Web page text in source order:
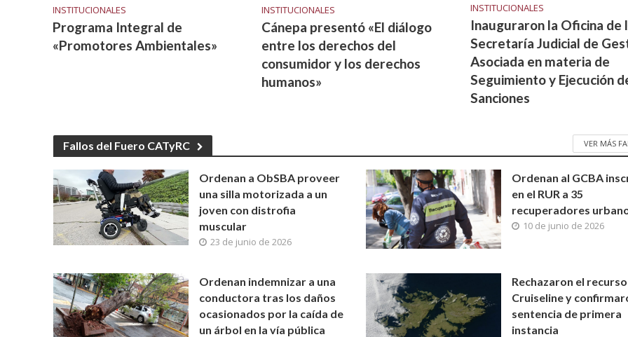
INSTITUCIONALES
Programa Integral de
«Promotores Ambientales»
INSTITUCIONALES
Cánepa presentó «El diálogo
entre los derechos del
consumidor y los derechos
humanos»
INSTITUCIONALES
Inauguraron la Oficina de
Secretaría Judicial de
Asociada en materia de
Seguimiento y Ejecución
Sanciones
Fallos del Fuero CATyRC VER MÁS
Ordenan a ObSBA proveer
una silla motorizada a un
joven con distrofia
muscular
23 de junio de 2026
Ordenan al GCBA
en el RUR a 35
recuperadores
10 de junio de 2026
Ordenan indemnizar a una
conductora tras los daños
ocasionados por la caída de
un árbol en la vía pública
Rechazaron el
Cruiseline y
sentencia de primera
instancia